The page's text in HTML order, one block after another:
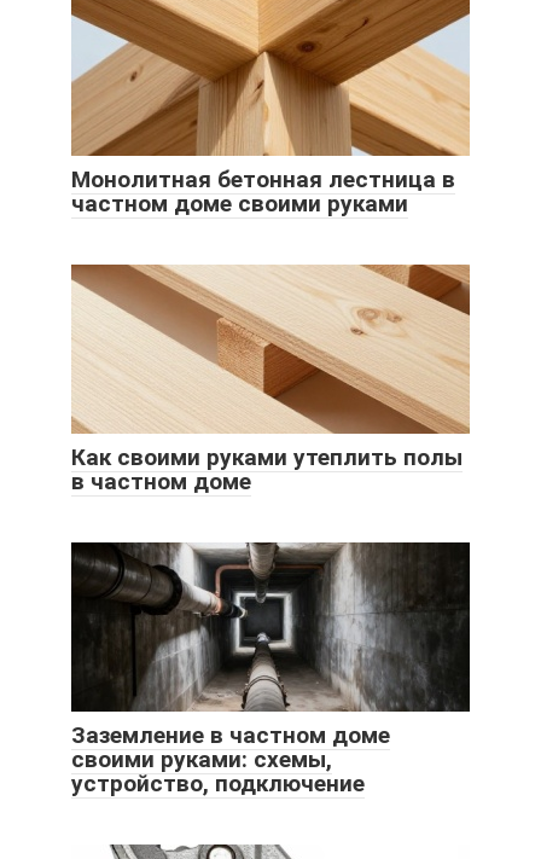
Монолитная бетонная лестница в
частном доме своими руками
Как своими руками утеплить полы
в частном доме
Заземление в частном доме
своими руками: схемы,
устройство, подключение